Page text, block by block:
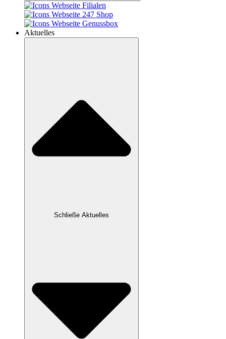
Aktuelles
Schließe Aktuelles